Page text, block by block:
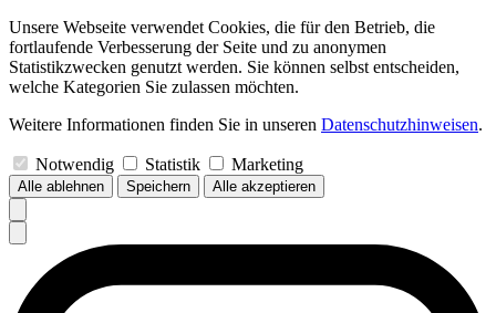
Unsere Webseite verwendet Cookies, die für den Betrieb, die
fortlaufende Verbesserung der Seite und zu anonymen
Statistikzwecken genutzt werden. Sie können selbst entscheiden,
welche Kategorien Sie zulassen möchten.
Weitere Informationen finden Sie in unseren Datenschutzhinweisen.
Notwendig Statistik Marketing
Alle ablehnen Speichern Alle akzeptieren